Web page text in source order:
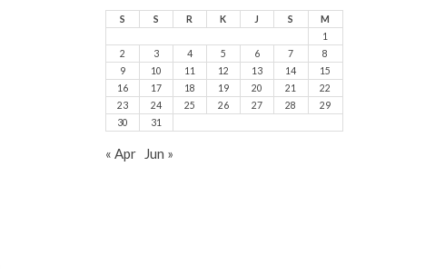
S S R K J S
M
1
2
3 4 5 6 7
8
9
10 11 12 13 14
15
16
17 18 19 20 21
22
23
24 25 26 27 28
29
30
31
« Apr Jun »